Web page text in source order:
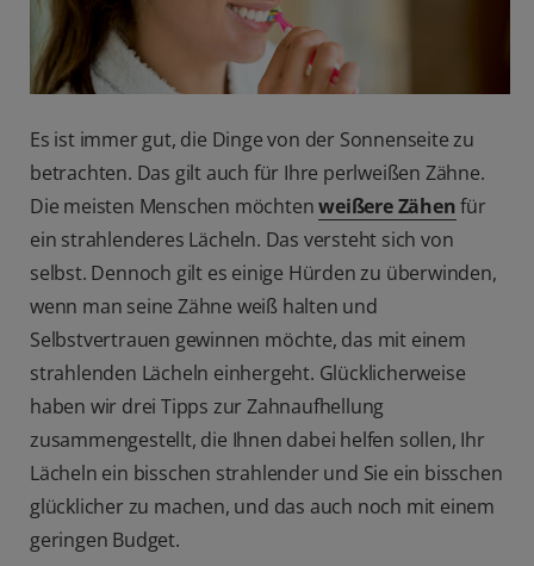
Es ist immer gut, die Dinge von der Sonnenseite zu
betrachten. Das gilt auch für Ihre perlweißen Zähne.
Die meisten Menschen möchtenweißere Zähenfür
ein strahlenderes Lächeln. Das versteht sich von
selbst. Dennoch gilt es einige Hürden zu überwinden,
wenn man seine Zähne weiß halten und
Selbstvertrauen gewinnen möchte, das mit einem
strahlenden Lächeln einhergeht. Glücklicherweise
haben wir drei Tipps zur Zahnaufhellung
zusammengestellt, die Ihnen dabei helfen sollen, Ihr
Lächeln ein bisschen strahlender und Sie ein bisschen
glücklicher zu machen, und das auch noch mit einem
geringen Budget.